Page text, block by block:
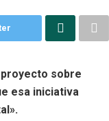
proyecto sobre
esa iniciativa